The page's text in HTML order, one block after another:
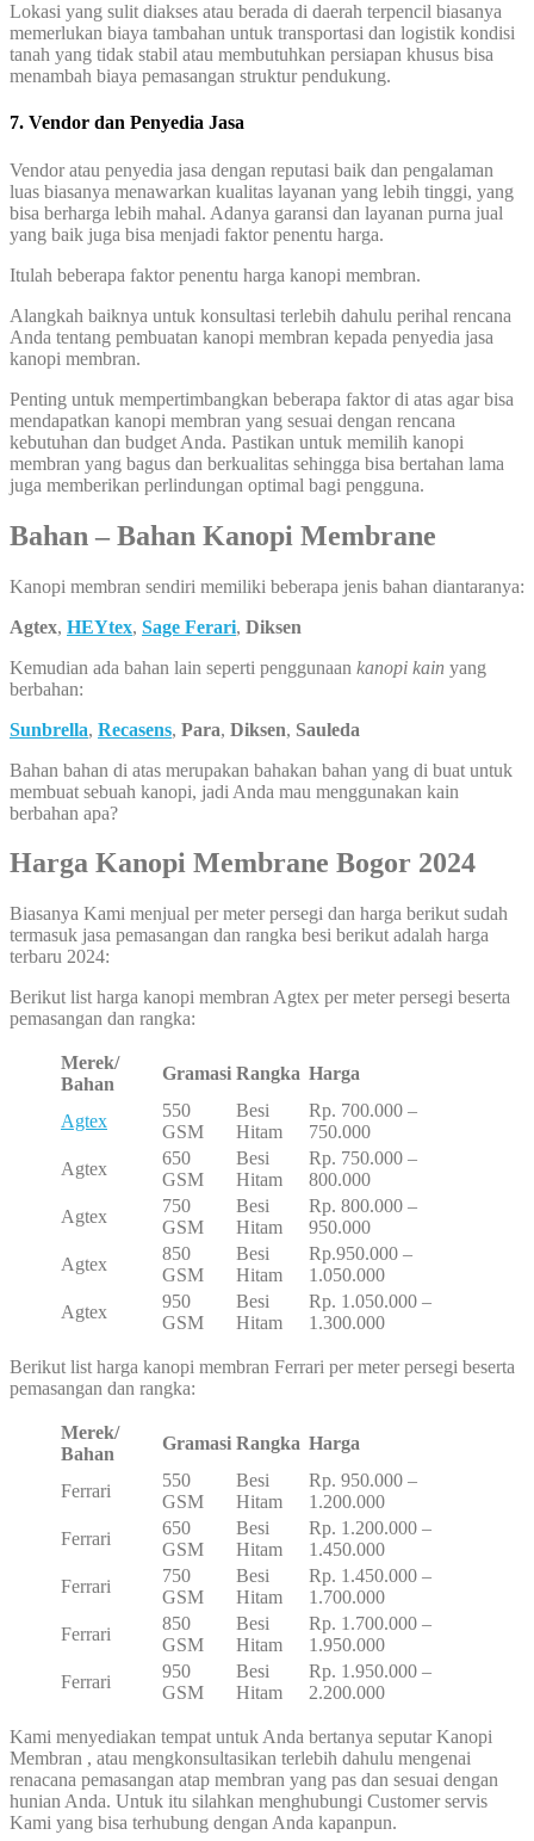
Lokasi yang sulit diakses atau berada di daerah terpencil biasanya
memerlukan biaya tambahan untuk transportasi dan logistik kondisi
tanah yang tidak stabil atau membutuhkan persiapan khusus bisa
menambah biaya pemasangan struktur pendukung.
7. Vendor dan Penyedia Jasa
Vendor atau penyedia jasa dengan reputasi baik dan pengalaman
luas biasanya menawarkan kualitas layanan yang lebih tinggi, yang
bisa berharga lebih mahal. Adanya garansi dan layanan purna jual
yang baik juga bisa menjadi faktor penentu harga.
Itulah beberapa faktor penentu harga kanopi membran.
Alangkah baiknya untuk konsultasi terlebih dahulu perihal rencana
Anda tentang pembuatan kanopi membran kepada penyedia jasa
kanopi membran.
Penting untuk mempertimbangkan beberapa faktor di atas agar bisa
mendapatkan kanopi membran yang sesuai dengan rencana
kebutuhan dan budget Anda. Pastikan untuk memilih kanopi
membran yang bagus dan berkualitas sehingga bisa bertahan lama
juga memberikan perlindungan optimal bagi pengguna.
Bahan – Bahan Kanopi Membrane
Kanopi membran sendiri memiliki beberapa jenis bahan diantaranya:
Agtex, HEYtex, Sage Ferari, Diksen
Kemudian ada bahan lain seperti penggunaan kanopi kain yang
berbahan:
Sunbrella, Recasens, Para, Diksen, Sauleda
Bahan bahan di atas merupakan bahakan bahan yang di buat untuk
membuat sebuah kanopi, jadi Anda mau menggunakan kain
berbahan apa?
Harga Kanopi Membrane Bogor 2024
Biasanya Kami menjual per meter persegi dan harga berikut sudah
termasuk jasa pemasangan dan rangka besi berikut adalah harga
terbaru 2024:
Berikut list harga kanopi membran Agtex per meter persegi beserta
pemasangan dan rangka:
Merek/
Bahan
Gramasi Rangka Harga
Agtex
550
GSM
Besi
Hitam
Rp. 700.000 –
750.000
Agtex
650
GSM
Besi
Hitam
Rp. 750.000 –
800.000
Agtex
750
GSM
Besi
Hitam
Rp. 800.000 –
950.000
Agtex
850
GSM
Besi
Hitam
Rp.950.000 –
1.050.000
Agtex
950
GSM
Besi
Hitam
Rp. 1.050.000 –
1.300.000
Berikut list harga kanopi membran Ferrari per meter persegi beserta
pemasangan dan rangka:
Merek/
Bahan
Gramasi Rangka Harga
Ferrari
550
GSM
Besi
Hitam
Rp. 950.000 –
1.200.000
Ferrari
650
GSM
Besi
Hitam
Rp. 1.200.000 –
1.450.000
Ferrari
750
GSM
Besi
Hitam
Rp. 1.450.000 –
1.700.000
Ferrari
850
GSM
Besi
Hitam
Rp. 1.700.000 –
1.950.000
Ferrari
950
GSM
Besi
Hitam
Rp. 1.950.000 –
2.200.000
Kami menyediakan tempat untuk Anda bertanya seputar Kanopi
Membran , atau mengkonsultasikan terlebih dahulu mengenai
renacana pemasangan atap membran yang pas dan sesuai dengan
hunian Anda. Untuk itu silahkan menghubungi Customer servis
Kami yang bisa terhubung dengan Anda kapanpun.